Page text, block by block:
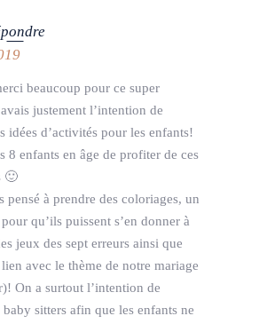
beaucoup pour ce super
justement l’intention de
idées d’activités pour les enfants!
8 enfants en âge de profiter de ces
🙂
pensé à prendre des coloriages, un
qu’ils puissent s’en donner à
jeux des sept erreurs ainsi que
avec le thème de notre mariage
On a surtout l’intention de
baby sitters afin que les enfants ne